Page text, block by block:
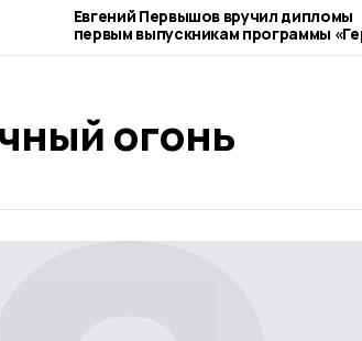
Евгений Первышов вручил дипломы
первым выпускникам программы
Тамбовщины»
огонь